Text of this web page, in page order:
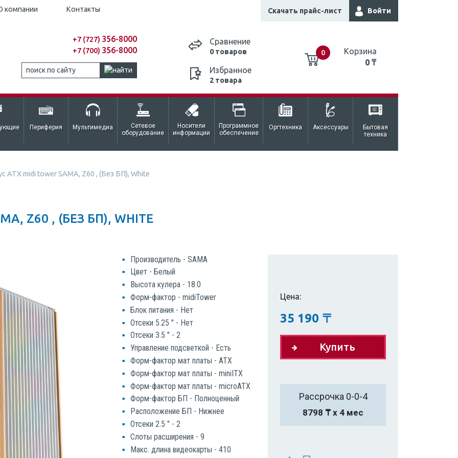
компании Контакты Скачать прайс-лист Войти
+7 (727) 356-8000
+7 (700) 356-8000
Сравнение
0 товаров
Избранное
2 товара
0
Корзина
0 ₸
0 ₸
Периферия Мультимедиа
Сетевое
оборудование
Носители
информации
Программное
обеспечение
Оргтехника Аксессуары
Бытовая
техника
ATX midi tower SAMA, Z60 , (Без БП), White
Z60 , (БЕЗ БП), WHITE
Производитель - SAMA
Цвет - Белый
Высота кулера - 18.0
Форм-фактор - midiTower
Блок питания - Нет
Отсеки 5.25 " - Нет
Отсеки 3.5 " - 2
Управление подсветкой - Есть
Форм-фактор мат платы - ATX
Форм-фактор мат платы - miniITX
Форм-фактор мат платы - microATX
Форм-фактор БП - Полноценный
Расположение БП - Нижнее
Отсеки 2.5 " - 2
Слоты расширения - 9
Макс. длина видеокарты - 410
Цена:
35 190 〒
Купить
Рассрочка 0-0-4
8798 ₸ х 4 мес